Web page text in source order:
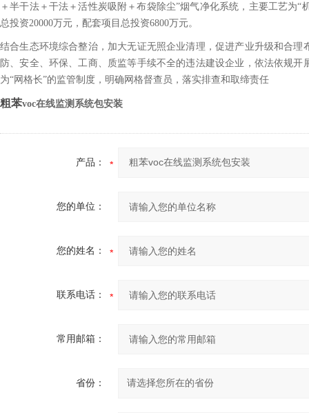
＋半干法＋干法＋活性炭吸附＋布袋除尘”烟气净化系统，主要工艺为
总投资20000万元，配套项目总投资6800万元。
结合生态环境综合整治，加大无证无照企业清理，促进产业升级和合
防、安全、环保、工商、质监等手续不全的违法建设企业，依法依规
为“网格长”的监管制度，明确网格督查员，落实排查和取缔责任
粗苯voc在线监测系统包安装
产品：
您的单位：
您的姓名：
联系电话：
常用邮箱：
省份：